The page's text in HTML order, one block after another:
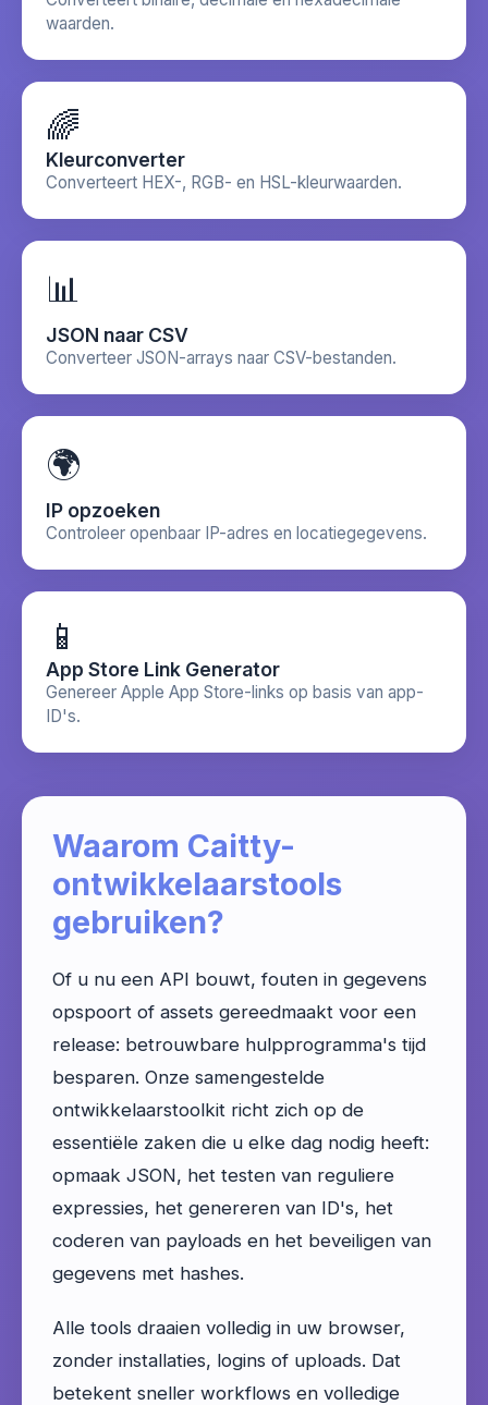
waarden.
🌈
Kleurconverter
Converteert HEX-, RGB- en HSL-kleurwaarden.
📊
JSON naar CSV
Converteer JSON-arrays naar CSV-bestanden.
🌍
IP opzoeken
Controleer openbaar IP-adres en locatiegegevens.
📱
App Store Link Generator
Genereer Apple App Store-links op basis van app-
ID's.
Waarom Caitty-
ontwikkelaarstools
gebruiken?
Of u nu een API bouwt, fouten in gegevens
opspoort of assets gereedmaakt voor een
release: betrouwbare hulpprogramma's tijd
besparen. Onze samengestelde
ontwikkelaarstoolkit richt zich op de
essentiële zaken die u elke dag nodig heeft:
opmaak JSON, het testen van reguliere
expressies, het genereren van ID's, het
coderen van payloads en het beveiligen van
gegevens met hashes.
Alle tools draaien volledig in uw browser,
zonder installaties, logins of uploads. Dat
betekent sneller workflows en volledige